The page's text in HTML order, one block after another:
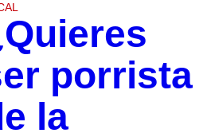
porrista
la